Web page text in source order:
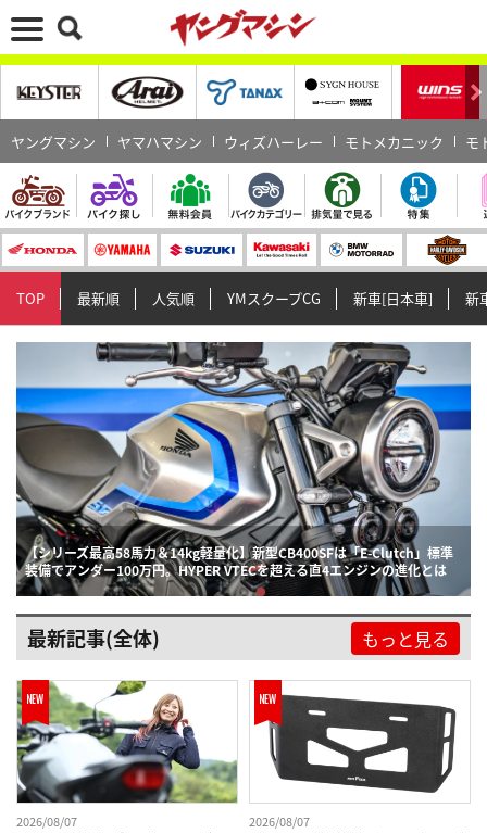
ヤングマシン ヤマハマシン ウィズハーレー モトメカニック モ
TOP 最新順 人気順 YMスクープCG 新車[日本車] 新
は「E-Clutch」標準
エンジンの進化とは
【ヤングマシン電子版9月号公開!】いつかはSSTR！：
着/GSX-R1000R歓喜の復活/岡崎静夏×XSR155/燃費実
DR-Z4SMほか
最新記事(全体) もっと見る
2026/08/07 2026/08/07